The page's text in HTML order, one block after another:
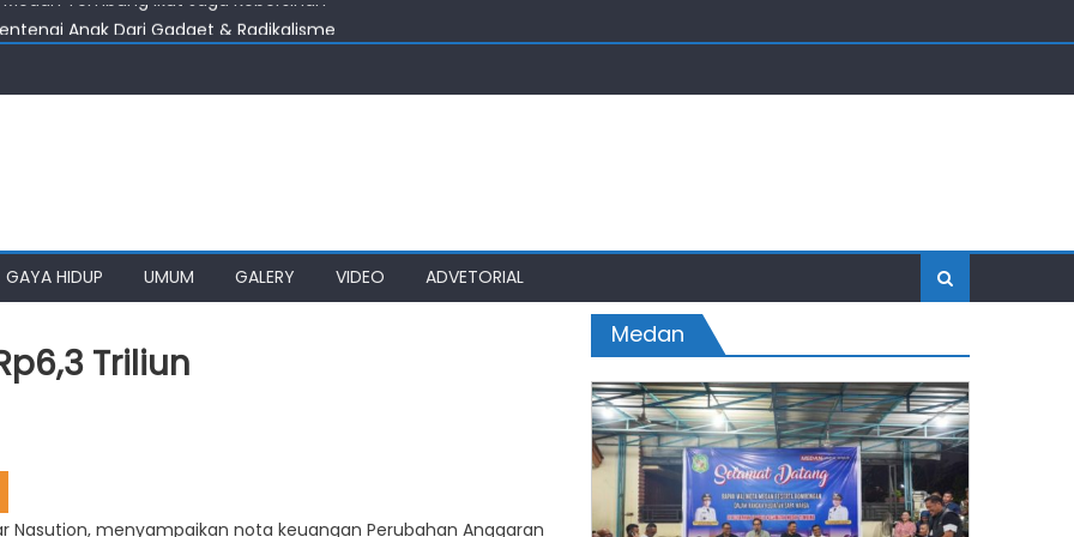
Anak Dari Gadget & Radikalisme
GAYA HIDUP UMUM GALERY VIDEO ADVETORIAL
Triliun
Nasution, menyampaikan nota keuangan Perubahan Anggaran
Medan